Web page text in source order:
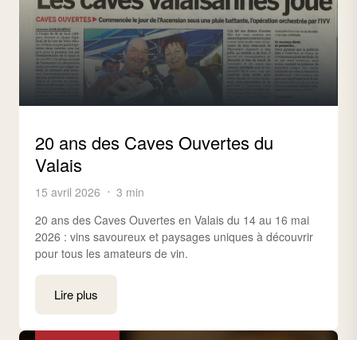
20 ans des Caves Ouvertes du
Valais
15 avril 2026
3 min
20 ans des Caves Ouvertes en Valais du 14 au 16 mai
2026 : vins savoureux et paysages uniques à découvrir
pour tous les amateurs de vin.
Lire plus